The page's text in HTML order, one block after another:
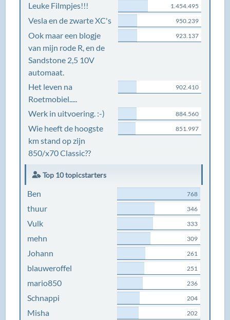
Leuke Filmpjes!!! 1.454.495
Vesla en de zwarte XC's 950.239
Ook maar een blogje
van mijn rode R, en de
Sandstone 2,5 10V
automaat.
923.137
Het leven na
Roetmobiel.....
902.410
Werk in uitvoering. :-) 884.560
Wie heeft de hoogste
km stand op zijn
850/x70 Classic??
851.997
Top 10 topicstarters
Ben 768
thuur 346
Vulk 333
mehn 309
Johann 261
blauweroffel 251
mario850 236
Schnappi 204
Misha 202